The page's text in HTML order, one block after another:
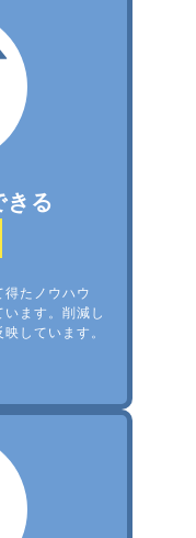
きる
たノウハウ
ます。削減し
しています。